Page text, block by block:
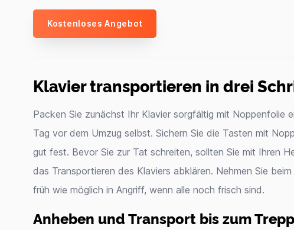
Kostenloses Angebot
Klavier transportieren in drei
Packen Sie zunächst Ihr Klavier sorgfältig mit Noppenfolie
Tag vor dem Umzug selbst. Sichern Sie die Tasten mit
gut fest. Bevor Sie zur Tat schreiten, sollten Sie mit Ihren
das Transportieren des Klaviers abklären. Nehmen Sie
früh wie möglich in Angriff, wenn alle noch frisch sind.
Anheben und Transport bis zum